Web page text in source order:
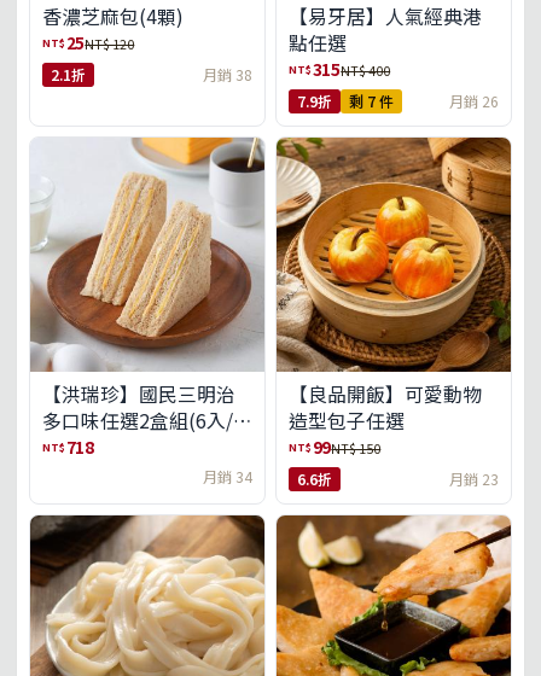
香濃芝麻包(4顆)
NT$ 25NT$ 120
2.1折 月銷 38
【易牙居】人氣經典港
點任選
NT$315NT$ 400
7.9折 剩 7 件 月銷 26
【洪瑞珍】國民三明治
多口味任選2盒組(6入/
盒)(免運)
NT$ 718
月銷 34
【良品開飯】可愛動物
造型包子任選
NT$ 99NT$ 150
6.6折 月銷 23